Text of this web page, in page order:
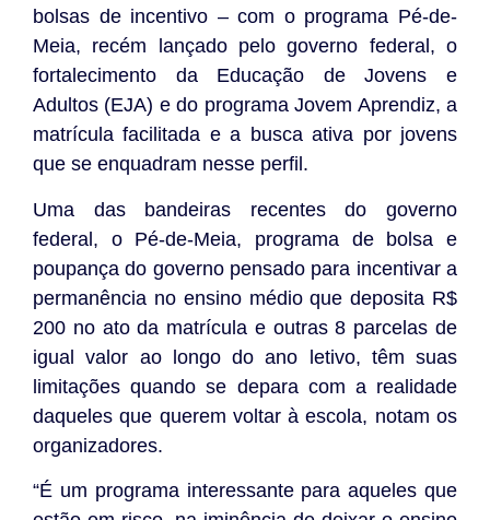
bolsas de incentivo – com o programa Pé-de-
Meia, recém lançado pelo governo federal, o
fortalecimento da Educação de Jovens e
Adultos (EJA) e do programa Jovem Aprendiz, a
matrícula facilitada e a busca ativa por jovens
que se enquadram nesse perfil.
Uma das bandeiras recentes do governo
federal, o Pé-de-Meia, programa de bolsa e
poupança do governo pensado para incentivar a
permanência no ensino médio que deposita R$
200 no ato da matrícula e outras 8 parcelas de
igual valor ao longo do ano letivo, têm suas
limitações quando se depara com a realidade
daqueles que querem voltar à escola, notam os
organizadores.
“É um programa interessante para aqueles que